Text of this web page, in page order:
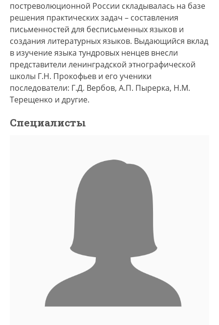
постреволюционной России складывалась на базе
решения практических задач – составления
письменностей для бесписьменных языков и
создания литературных языков. Выдающийся вклад
в изучение языка тундровых ненцев внесли
представители ленинградской этнографической
школы Г.Н. Прокофьев и его ученики
последователи: Г.Д. Вербов, А.П. Пырерка, Н.М.
Терещенко и другие.
Специалисты